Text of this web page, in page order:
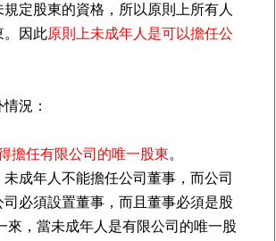
規定股東的資格，所以原則上所有人
。因此原則上未成年人是可以擔任公
況：
擔任有限公司的唯一股東。
成年人不能擔任公司董事，而公司
必須設置董事，而且董事必須是股
來，當未成年人是有限公司的唯一股